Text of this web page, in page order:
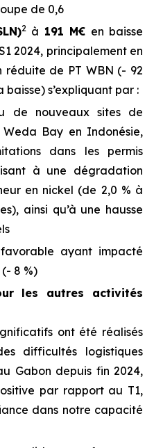
de 0,6
2 à 191 M€ en baisse
2024, principalement en
de PT WBN (- 92
s’expliquant par :
de nouveaux sites de
Bay en Indonésie,
dans les permis
à une dégradation
en nickel (de 2,0 % à
ainsi qu’à une hausse
ayant impacté
8 %)
les autres activités
ont été réalisés
difficultés logistiques
Gabon depuis fin 2024,
par rapport au T1,
dans notre capacité